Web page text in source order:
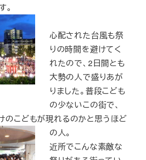
。
心配された台風も祭
りの時間を避けてく
れたので、2日間とも
大勢の人で盛りあが
りました。普段こども
の少ないこの街で、
のこどもが現れるのかと思うほど
の人。
近所でこんな素敵な